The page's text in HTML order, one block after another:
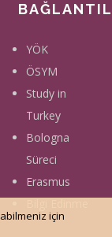
YÖK
ÖSYM
Study in
Turkey
Bologna
Süreci
Erasmus
için